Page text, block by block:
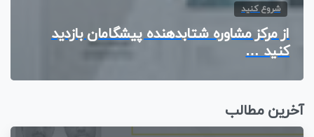
شروع کنید
از مرکز مشاوره شتابدهنده پیشگامان بازدید
کنید …
آخرین مطالب